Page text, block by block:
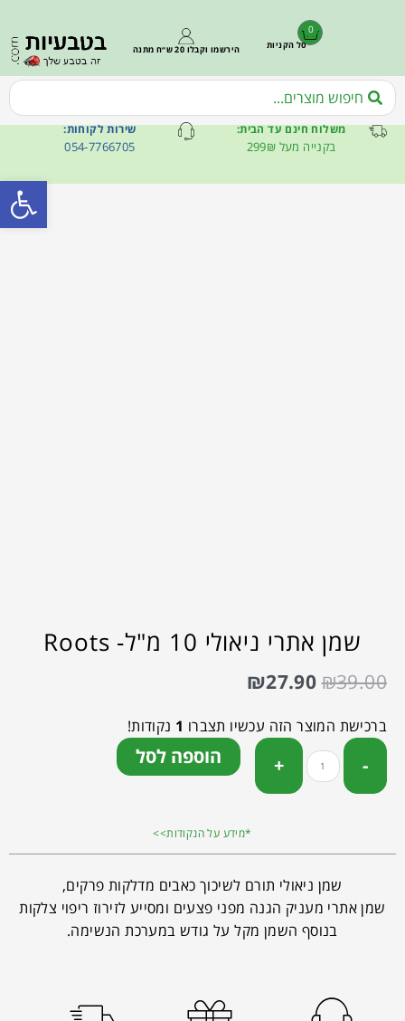
0
סל הקניות הירשמו וקבלו 20 ש״ח מתנה
משלוח חינם עד הבית:
בקנייה מעל 299₪
שירות לקוחות:
054-7766705
שמן אתרי ניאולי 10 מ"ל- Roots
₪39.00
₪27.90
ברכישת המוצר הזה עכשיו תצברו 1 נקודות!
הוספה לסל
*מידע על הנקודות>>
שמן ניאולי תורם לשיכוך כאבים מדלקות פרקים,
שמן אתרי מעניק הגנה מפני פצעים ומסייע לזירוז ריפוי צלקות
בנוסף השמן מקל על גודש במערכת הנשימה.
פתח